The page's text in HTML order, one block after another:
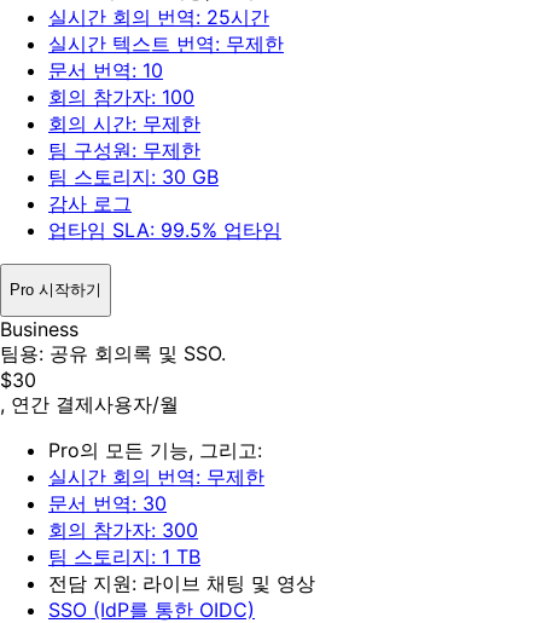
실시간 회의 번역: 25시간
실시간 텍스트 번역: 무제한
문서 번역: 10
회의 참가자: 100
회의 시간: 무제한
팀 구성원: 무제한
팀 스토리지: 30 GB
감사 로그
업타임 SLA: 99.5% 업타임
Pro 시작하기
Business
팀용: 공유 회의록 및 SSO.
$30
, 연간 결제사용자/월
Pro의 모든 기능, 그리고:
실시간 회의 번역: 무제한
문서 번역: 30
회의 참가자: 300
팀 스토리지: 1 TB
전담 지원: 라이브 채팅 및 영상
SSO (IdP를 통한 OIDC)